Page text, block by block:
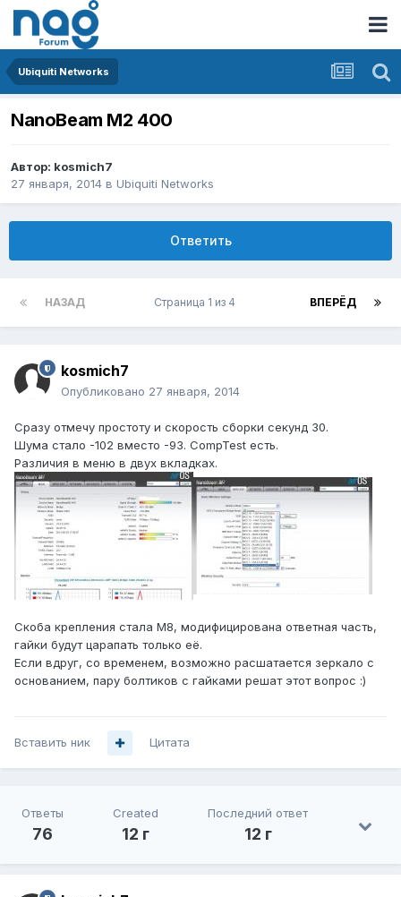
Ubiquiti Networks
NanoBeam M2 400
Автор: kosmich7
27 января, 2014 в Ubiquiti Networks
Ответить
НАЗАД ВПЕРЁД
Страница 1 из 4
kosmich7
Опубликовано 27 января, 2014
Сразу отмечу простоту и скорость сборки секунд 30.
Шума стало -102 вместо -93. CompTest есть.
Различия в меню в двух вкладках.
Скоба крепления стала М8, модифицирована ответная часть,
гайки будут царапать только её.
Если вдруг, со временем, возможно расшатается зеркало с
основанием, пару болтиков с гайками решат этот вопрос :)
Вставить ник Цитата
Ответы
76
Created
12 г
Последний ответ
12 г